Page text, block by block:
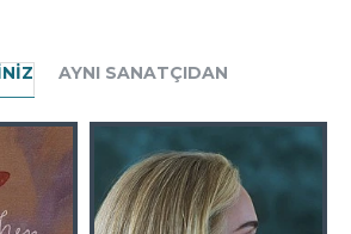
AYNI SANATÇIDAN